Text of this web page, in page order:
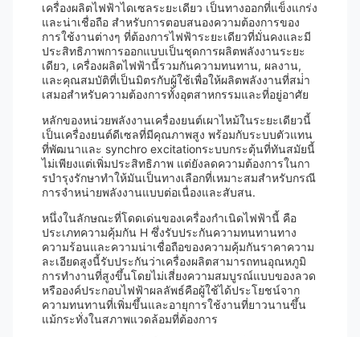
เครื่องผลิตไฟฟ้าไดเซลระยะเดียว เป็นทางออกที่แข็งแกร่ง
และน่าเชื่อถือ สําหรับการตอบสนองความต้องการของ
การใช้งานต่างๆ ที่ต้องการไฟฟ้าระยะเดียวที่มั่นคงและมี
ประสิทธิภาพการออกแบบเป็นชุดการผลิตพลังงานระยะ
เดียว, เครื่องผลิตไฟฟ้านี้รวมกันความทนทาน, ผลงาน,
และคุณสมบัติที่เป็นมิตรกับผู้ใช้เพื่อให้ผลิตพลังงานที่สม่ํา
เสมอสําหรับความต้องการทั้งอุตสาหกรรมและที่อยู่อาศัย
หลักของหน่วยพลังงานเครื่องยนต์เผาไหม้ในระยะเดียวนี้
เป็นเครื่องยนต์ดีเซลที่มีคุณภาพสูง พร้อมกับระบบตัวแทน
ที่พัฒนาและ synchro excitationระบบกระตุ้นที่ทันสมัยนี้
ไม่เพียงแต่เพิ่มประสิทธิภาพ แต่ยังลดความต้องการในกา
รบํารุงรักษาทําให้มันเป็นทางเลือกที่เหมาะสมสําหรับกรณี
การจําหน่ายพลังงานแบบต่อเนื่องและสับสน.
หนึ่งในลักษณะที่โดดเด่นของเครื่องกําเนิดไฟฟ้านี้ คือ
ประเภทความคุ้มกัน H ซึ่งรับประกันความทนทานทาง
ความร้อนและความน่าเชื่อถือของความคุ้มกันราคาความ
ละเอียดสูงนี้รับประกันว่าเครื่องผลิตสามารถทนอุณหภูมิ
การทํางานที่สูงขึ้นโดยไม่เสี่ยงความสมบูรณ์แบบของลวด
หรือองค์ประกอบไฟฟ้าผลลัพธ์คือผู้ใช้ได้ประโยชน์จาก
ความทนทานที่เพิ่มขึ้นและอายุการใช้งานที่ยาวนานขึ้น
แม้กระทั่งในสภาพแวดล้อมที่ต้องการ